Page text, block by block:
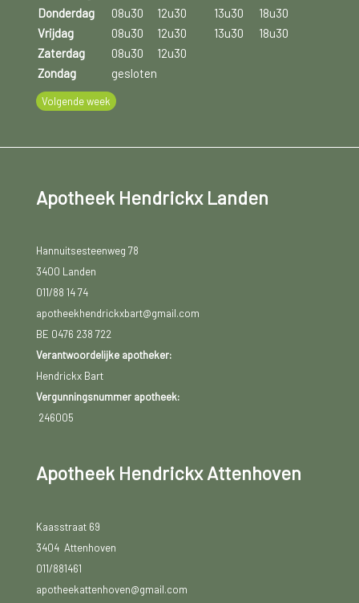
Donderdag
08u30 12u30 13u30
18u30
Vrijdag
08u30 12u30 13u30
18u30
Zaterdag
08u30
12u30
Zondag
gesloten
Volgende week
Apotheek Hendrickx Landen
Hannuitsesteenweg 78
3400 Landen
011/88 14 74
apotheekhendrickxbart@gmail.com
BE 0476 238 722
Verantwoordelijke apotheker:
Hendrickx Bart
Vergunningsnummer apotheek:
246005
Apotheek Hendrickx Attenhoven
Kaasstraat 69
3404 Attenhoven
011/881461
apotheekattenhoven@gmail.com